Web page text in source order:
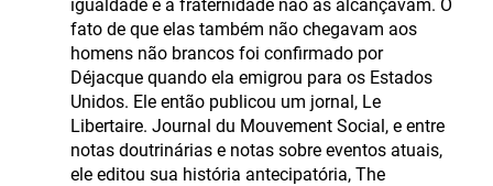
igualdade e a fraternidade não as alcançavam. O
fato de que elas também não chegavam aos
homens não brancos foi confirmado por
Déjacque quando ela emigrou para os Estados
Unidos. Ele então publicou um jornal, Le
Libertaire. Journal du Mouvement Social, e entre
notas doutrinárias e notas sobre eventos atuais,
ele editou sua história antecipatória, The